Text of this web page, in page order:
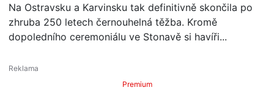
Na Ostravsku a Karvinsku tak definitivně skončila po
zhruba 250 letech černouhelná těžba. Kromě
dopoledního ceremoniálu ve Stonavě si havíři...
Premium